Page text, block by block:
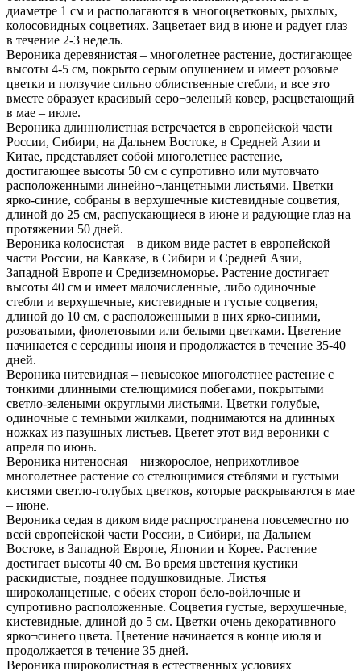
диаметре 1 см и располагаются в многоцветковых, рыхлых,
колосовидных соцветиях. Зацветает вид в июне и радует глаз
в течение 2-3 недель.
Вероника деревянистая – многолетнее растение, достигающее
высоты 4-5 см, покрыто серым опушением и имеет розовые
цветки и ползучие сильно облиственные стебли, и все это
вместе образует красивый серо¬зеленый ковер, расцветающий
в мае – июле.
Вероника длиннолистная встречается в европейской части
России, Сибири, на Дальнем Востоке, в Средней Азии и
Китае, представляет собой многолетнее растение,
достигающее высоты 50 см с супротивно или мутовчато
расположенными линейно¬ланцетными листьями. Цветки
ярко-синие, собраны в верхушечные кистевидные соцветия,
длиной до 25 см, распускающиеся в июне и радующие глаз на
протяжении 50 дней.
Вероника колосистая – в диком виде растет в европейской
части России, на Кавказе, в Сибири и Средней Азии,
Западной Европе и Средиземноморье. Растение достигает
высоты 40 см и имеет малочисленные, либо одиночные
стебли и верхушечные, кистевидные и густые соцветия,
длиной до 10 см, с расположенными в них ярко-синими,
розоватыми, фиолетовыми или белыми цветками. Цветение
начинается с середины июня и продолжается в течение 35-40
дней.
Вероника нитевидная – невысокое многолетнее растение с
тонкими длинными стелющимися побегами, покрытыми
светло-зелеными округлыми листьями. Цветки голубые,
одиночные с темными жилками, поднимаются на длинных
ножках из пазушных листьев. Цветет этот вид вероники с
апреля по июнь.
Вероника нитеносная – низкорослое, неприхотливое
многолетнее растение со стелющимися стеблями и густыми
кистями светло-голубых цветков, которые раскрываются в мае
– июне.
Вероника седая в диком виде распространена повсеместно по
всей европейской части России, в Сибири, на Дальнем
Востоке, в Западной Европе, Японии и Корее. Растение
достигает высоты 40 см. Во время цветения кустики
раскидистые, позднее подушковидные. Листья
широколанцетные, с обеих сторон бело-войлочные и
супротивно расположенные. Соцветия густые, верхушечные,
кистевидные, длиной до 5 см. Цветки очень декоративного
ярко¬синего цвета. Цветение начинается в конце июля и
продолжается в течение 35 дней.
Вероника широколистная в естественных условиях